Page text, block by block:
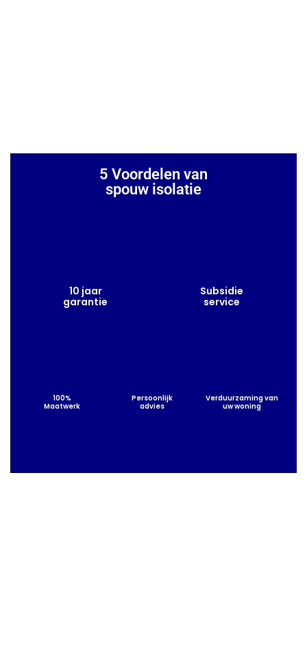
5 Voordelen van
spouw isolatie
10 jaar
garantie
Subsidie
service
100%
Maatwerk
Persoonlijk
advies
Verduurzaming van
uw woning